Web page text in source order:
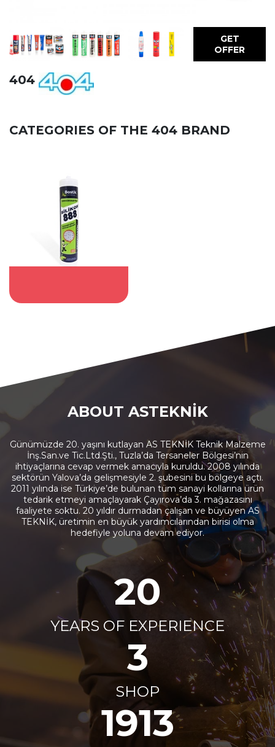
GET
OFFER
404
CATEGORIES OF THE 404 BRAND
ABOUT ASTEKNİK
Günümüzde 20. yaşını kutlayan AS TEKNİK Teknik Malzeme
İnş.San.ve Tic.Ltd.Şti., Tuzla’da Tersaneler Bölgesi’nin
ihtiyaçlarına cevap vermek amacıyla kuruldu. 2008 yılında
sektörün Yalova’da gelişmesiyle 2. şubesini bu bölgeye açtı.
2011 yılında ise Türkiye’de bulunan tüm sanayi kollarına ürün
tedarik etmeyi amaçlayarak Çayırova’da 3. mağazasını
faaliyete soktu. 20 yıldır durmadan çalışan ve büyüyen AS
TEKNİK, üretimin en büyük yardımcılarından birisi olma
hedefiyle yoluna devam ediyor.
20
YEARS OF EXPERIENCE
3
SHOP
2000+